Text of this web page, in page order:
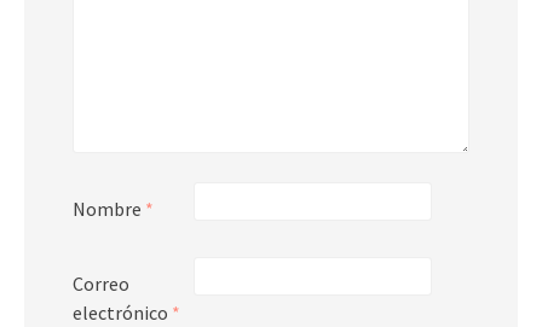
Nombre *
Correo
electrónico *